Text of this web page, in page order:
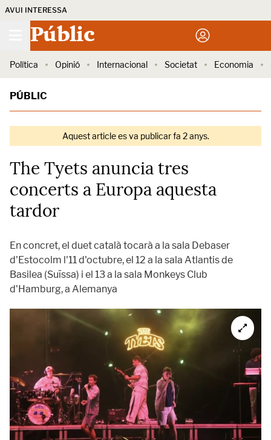
AVUI INTERESSA
Públic
Política Opinió Internacional Societat Economia
PÚBLIC
Aquest article es va publicar fa 2 anys.
The Tyets anuncia tres
concerts a Europa aquesta
tardor
En concret, el duet català tocarà a la sala Debaser
d'Estocolm l'11 d'octubre, el 12 a la sala Atlantis de
Basilea (Suïssa) i el 13 a la sala Monkeys Club
d'Hamburg, a Alemanya